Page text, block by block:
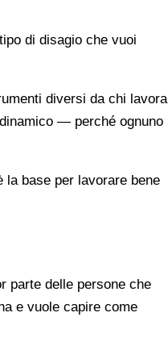
di disagio che vuoi
diversi da chi lavora
— perché ognuno
base per lavorare bene
parte delle persone che
e vuole capire come